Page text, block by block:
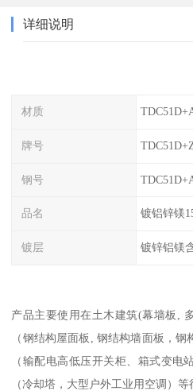
详细说明
材质
牌号
钢号
品名 镀铝锌镁
镀层 镀锌铝镁
产品主要使用在土木建筑(幕墙板,
（钢结构屋面板, 钢结构墙面板，
（输配电高低压开关柜、箱式变电
（冷却塔，大型户外工业用空调）